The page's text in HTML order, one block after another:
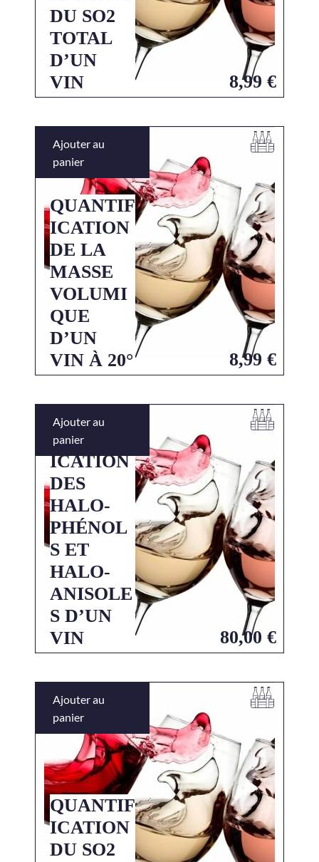
DU SO2
TOTAL
D’UN
VIN
8,99 €
QUANTIF
ICATION
DE LA
MASSE
VOLUMI
QUE
D’UN
VIN À 20°
8,99 €
Ajouter au
panier
QUANTIF
ICATION
DES
HALO-
PHÉNOL
S ET
HALO-
ANISOLE
S D’UN
VIN
80,00 €
Ajouter au
panier
QUANTIF
ICATION
DU SO2
Ajouter au
panier